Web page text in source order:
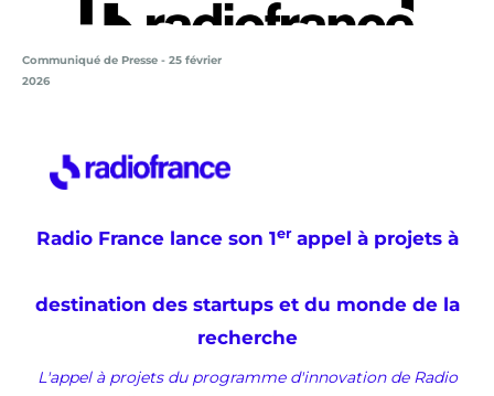
Communiqué de Presse - 25 février
2026
Radio France lance son 1er appel à projets à
destination des startups et du monde de la
recherche
L'appel à projets du programme d'innovation de Radio